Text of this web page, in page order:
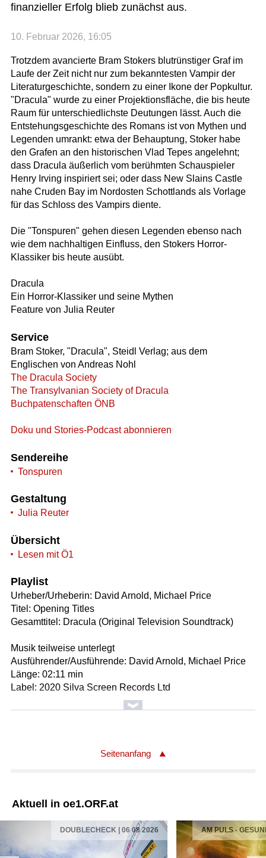
finanzieller Erfolg blieb zunächst aus.
10. Februar 2026, 16:05
Trotzdem avancierte Bram Stokers blutrünstiger Graf im
Laufe der Zeit nicht nur zum bekanntesten Vampir der
Literaturgeschichte, sondern zu einer Ikone der Popkultur.
"Dracula" wurde zu einer Projektionsfläche, die bis heute
Raum für unterschiedlichste Deutungen lässt. Auch die
Entstehungsgeschichte des Romans ist von Mythen und
Legenden umrankt: etwa der Behauptung, Stoker habe
den Grafen an den historischen Vlad Tepes angelehnt;
dass Dracula äußerlich vom berühmten Schauspieler
Henry Irving inspiriert sei; oder dass New Slains Castle
nahe Cruden Bay im Nordosten Schottlands als Vorlage
für das Schloss des Vampirs diente.
Die "Tonspuren" gehen diesen Legenden ebenso nach
wie dem nachhaltigen Einfluss, den Stokers Horror-
Klassiker bis heute ausübt.
Dracula
Ein Horror-Klassiker und seine Mythen
Feature von Julia Reuter
Service
Bram Stoker, "Dracula", Steidl Verlag; aus dem
Englischen von Andreas Nohl
The Dracula Society
The Transylvanian Society of Dracula
Buchpatenschaften ÖNB
Doku und Stories-Podcast abonnieren
Sendereihe
Tonspuren
Gestaltung
Julia Reuter
Übersicht
Lesen mit Ö1
Playlist
Urheber/Urheberin: David Arnold, Michael Price
Titel: Opening Titles
Gesamttitel: Dracula (Original Television Soundtrack)
Musik teilweise unterlegt
Ausführender/Ausführende: David Arnold, Michael Price
Länge: 02:11 min
Label: 2020 Silva Screen Records Ltd
Urheber/Urheberin: David Arnold, Michael Price
Label: 2020 Silva Screen Records Ltd
Urheber/Urheberin: David Arnold, Michael Price
Titel: Dracula is God
Seitenanfang
Aktuell in oe1.ORF.at
DOUBLECHECK | 06 08 2026 AM PULS -